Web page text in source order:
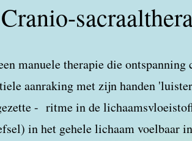
manuele therapie die ontspanning
aanraking met zijn handen
- ritme in de
in het gehele lichaam voelbaar